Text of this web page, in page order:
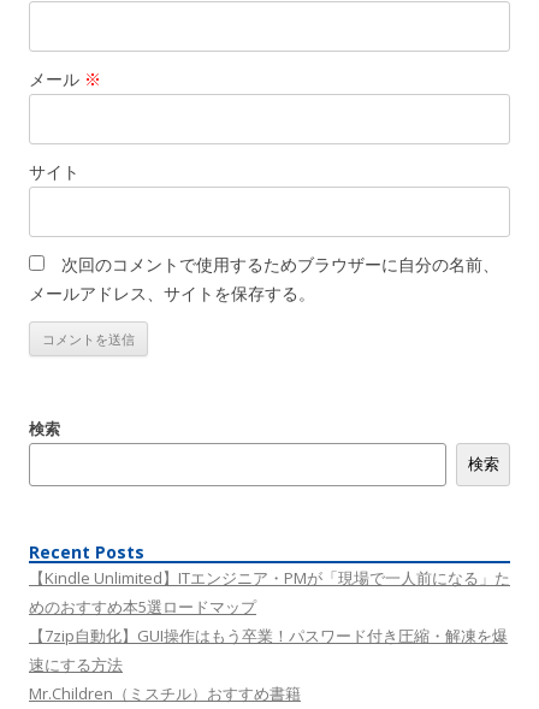
メール ※
サイト
次回のコメントで使用するためブラウザーに自分の名前、
メールアドレス、サイトを保存する。
検索
検索
Recent Posts
【Kindle Unlimited】ITエンジニア・PMが「現場で一人前になる」た
めのおすすめ本5選ロードマップ
【7zip自動化】GUI操作はもう卒業！パスワード付き圧縮・解凍を爆
速にする方法
Mr.Children（ミスチル）おすすめ書籍